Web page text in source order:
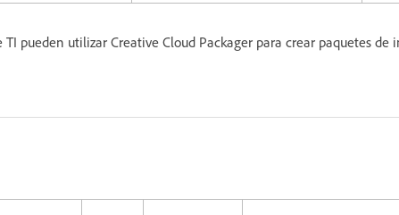
pueden utilizar Creative Cloud Packager para crear paquetes de